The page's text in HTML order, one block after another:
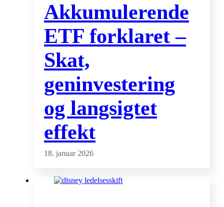
Akkumulerende
ETF forklaret –
Skat,
geninvestering
og langsigtet
effekt
18. januar 2026